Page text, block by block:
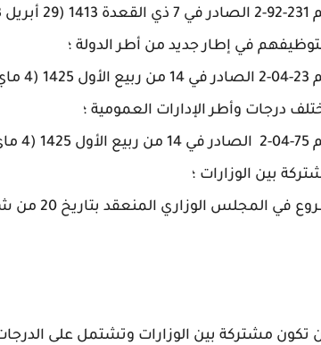
في إطار جديد من أطر الدولة ؛
درجات وأطر الإدارات العمومية ؛
بين الوزارات ؛
الوزاري المنعقد بتاريخ 20 من شوال 1426 (23 نوفمبر 2005) ،
تكون مشتركة بين الوزارات وتشتمل على الدرجات